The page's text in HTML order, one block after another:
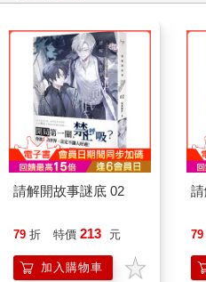
請解開故事謎底 02
79 折 特價 213 元
加入購物車
79